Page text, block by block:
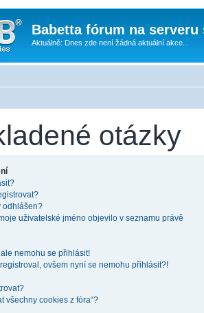
Babetta fórum na serveru
Aktuálně: Dnes zde není žádná aktuální akce...
otázky
odhlášen?
uživatelské jméno objevilo v seznamu právě
nemohu se přihlásit!
ovšem nyní se nemohu přihlásit?!
všechny cookies z fóra“?